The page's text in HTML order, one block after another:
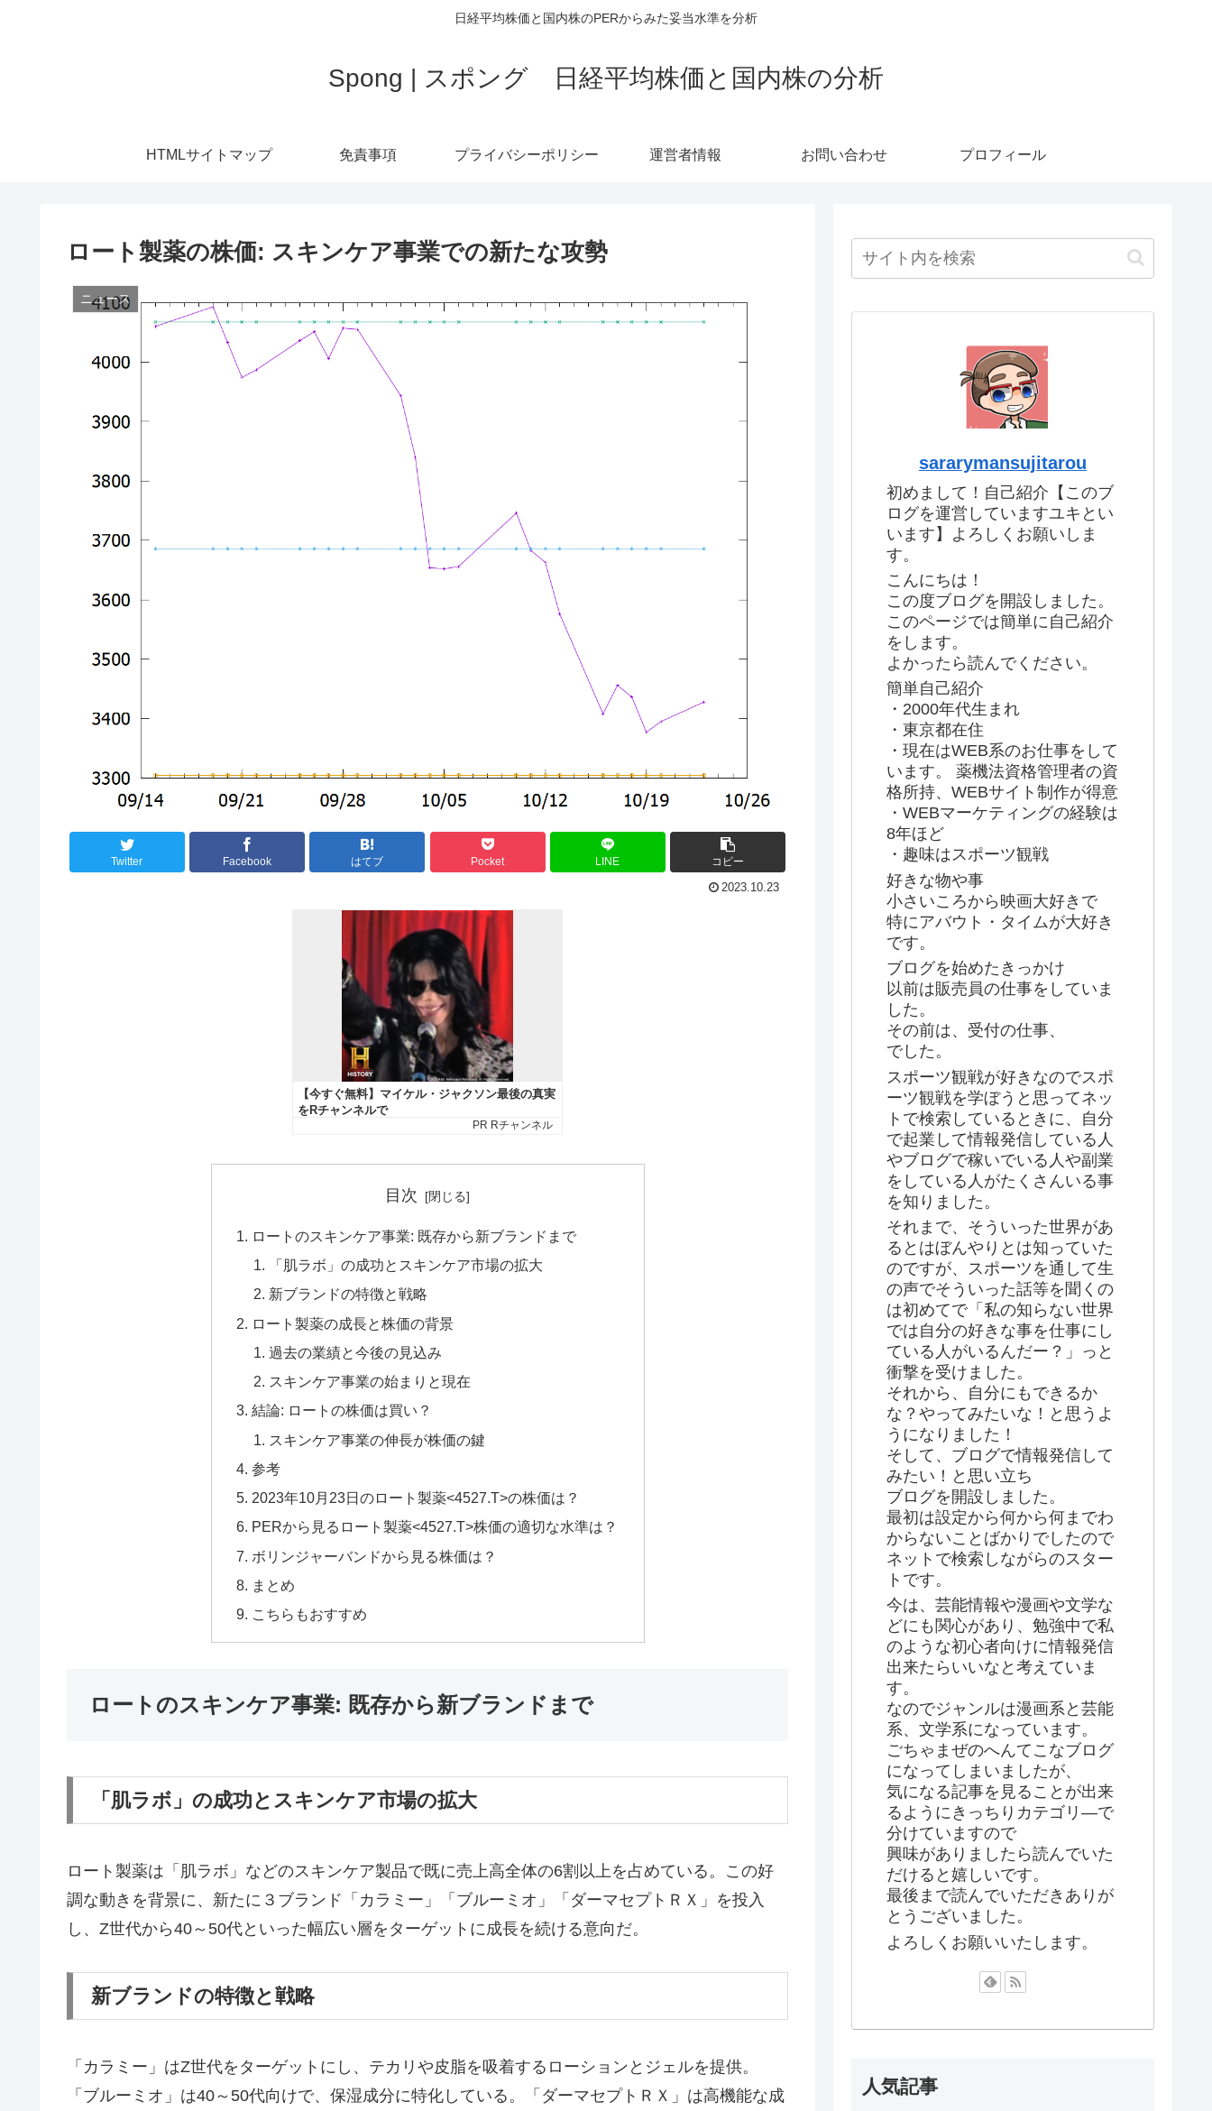
日経平均株価と国内株のPERからみた妥当水準を分析
Spong | スポング 日経平均株価と国内株の分析
HTMLサイトマップ 免責事項 プライバシーポリシー 運営者情報 お問い合わせ プロフィール
ロート製薬の株価: スキンケア事業での新たな攻勢
ニュース
Twitter Facebook はてブ Pocket LINE コピー
2023.10.23
目次
ロートのスキンケア事業: 既存から新ブランドまで
「肌ラボ」の成功とスキンケア市場の拡大
新ブランドの特徴と戦略
ロート製薬の成長と株価の背景
過去の業績と今後の見込み
スキンケア事業の始まりと現在
結論: ロートの株価は買い？
スキンケア事業の伸長が株価の鍵
参考
2023年10月23日のロート製薬<4527.T>の株価は？
PERから見るロート製薬<4527.T>株価の適切な水準は？
ボリンジャーバンドから見る株価は？
まとめ
こちらもおすすめ
ロートのスキンケア事業: 既存から新ブランドまで
「肌ラボ」の成功とスキンケア市場の拡大
ロート製薬は「肌ラボ」などのスキンケア製品で既に売上高全体の6割以上を占めている。この好
調な動きを背景に、新たに３ブランド「カラミー」「ブルーミオ」「ダーマセプトＲＸ」を投入
し、Z世代から40～50代といった幅広い層をターゲットに成長を続ける意向だ。
新ブランドの特徴と戦略
「カラミー」はZ世代をターゲットにし、テカリや皮脂を吸着するローションとジェルを提供。
「ブルーミオ」は40～50代向けで、保湿成分に特化している。「ダーマセプトＲＸ」は高機能な成
sararymansujitarou
初めまして！自己紹介【このブ
ログを運営していますユキとい
います】よろしくお願いしま
す。
こんにちは！
この度ブログを開設しました。
このページでは簡単に自己紹介
をします。
よかったら読んでください。
簡単自己紹介
・2000年代生まれ
・東京都在住
・現在はWEB系のお仕事をして
います。 薬機法資格管理者の資
格所持、WEBサイト制作が得意
・WEBマーケティングの経験は
8年ほど
・趣味はスポーツ観戦
好きな物や事
小さいころから映画大好きで
特にアバウト・タイムが大好き
です。
ブログを始めたきっかけ
以前は販売員の仕事をしていま
した。
その前は、受付の仕事、
でした。
スポーツ観戦が好きなのでスポ
ーツ観戦を学ぼうと思ってネッ
トで検索しているときに、自分
で起業して情報発信している人
やブログで稼いでいる人や副業
をしている人がたくさんいる事
を知りました。
それまで、そういった世界があ
るとはぼんやりとは知っていた
のですが、スポーツを通して生
の声でそういった話等を聞くの
は初めてで「私の知らない世界
では自分の好きな事を仕事にし
ている人がいるんだー？」っと
衝撃を受けました。
それから、自分にもできるか
な？やってみたいな！と思うよ
うになりました！
そして、ブログで情報発信して
みたい！と思い立ち
ブログを開設しました。
最初は設定から何から何までわ
からないことばかりでしたので
ネットで検索しながらのスター
トです。
今は、芸能情報や漫画や文学な
どにも関心があり、勉強中で私
のような初心者向けに情報発信
出来たらいいなと考えていま
す。
なのでジャンルは漫画系と芸能
系、文学系になっています。
ごちゃまぜのへんてこなブログ
になってしまいましたが、
気になる記事を見ることが出来
るようにきっちりカテゴリ―で
分けていますので
興味がありましたら読んでいた
だけると嬉しいです。
最後まで読んでいただきありが
とうございました。
よろしくお願いいたします。
人気記事